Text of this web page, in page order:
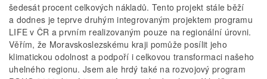
šedesát procent celkových nákladů. Tento projekt stále běží
a dodnes je teprve druhým integrovaným projektem programu
LIFE v ČR a prvním realizovaným pouze na regionální úrovni.
Věřím, že Moravskoslezskému kraji pomůže posílit jeho
klimatickou odolnost a podpoří i celkovou transformaci našeho
uhelného regionu. Jsem ale hrdý také na rozvojový program